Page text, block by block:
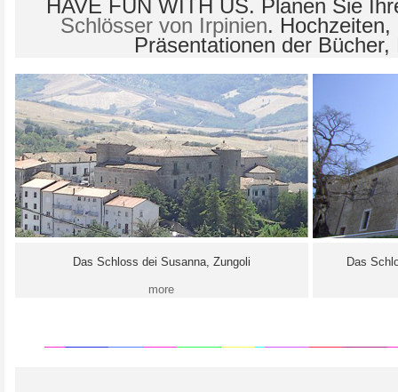
HAVE FUN WITH US. Planen Sie
Schlösser von Irpinien.
Präsentationen der Bücher,
Das Schloss dei Susanna, Zungoli
more
Das